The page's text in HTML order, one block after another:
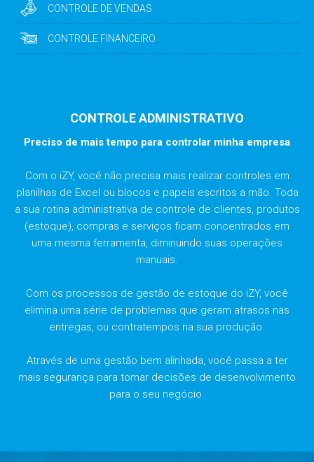
CONTROLE DE VENDAS
CONTROLE FINANCEIRO
CONTROLE ADMINISTRATIVO
Preciso de mais tempo para controlar minha empresa
Com o iZY, você não precisa mais realizar controles em
planilhas de Excel ou blocos e papeis escritos a mão. Toda
a sua rotina administrativa de controle de clientes, produtos
(estoque), compras e serviços ficam concentrados em
uma mesma ferramenta, diminuindo suas operações
manuais.
Com os processos de gestão de estoque do iZY, você
elimina uma série de problemas que geram atrasos nas
entregas, ou contratempos na sua produção.
Através de uma gestão bem alinhada, você passa a ter
mais segurança para tomar decisões de desenvolvimento
para o seu negócio.